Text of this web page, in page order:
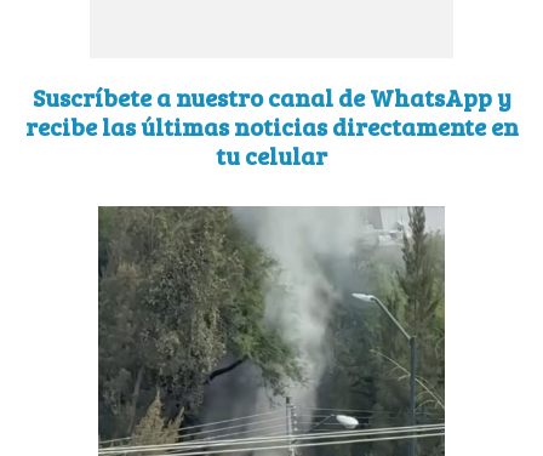
Suscríbete a nuestro canal de WhatsApp y
recibe las últimas noticias directamente en
tu celular